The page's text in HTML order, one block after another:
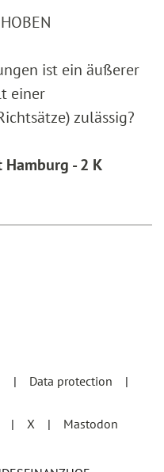
ist ein äußerer
einer
zulässig?
- 2 K
Data protection
X Mastodon